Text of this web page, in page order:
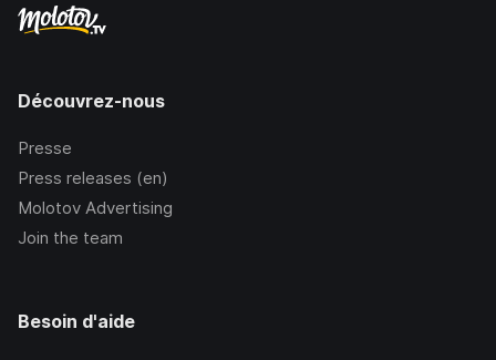
Découvrez-nous
Presse
Press releases (en)
Molotov Advertising
Join the team
Besoin d'aide